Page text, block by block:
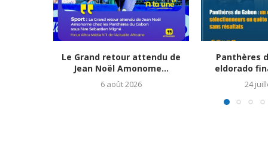
Le Grand retour attendu de
Jean Noël Amonome...
6 août 2026
Panthères
eldorado
24